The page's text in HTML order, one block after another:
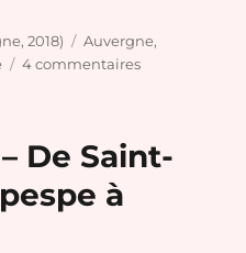
2018) Étiquettes
Auvergne,
4 commentairessur
J8
De Saint-
à